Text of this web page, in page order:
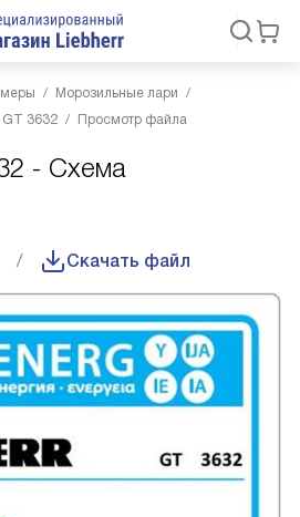
Морозильные лари
GT 3632
Просмотр файла
- Схема
Скачать файл